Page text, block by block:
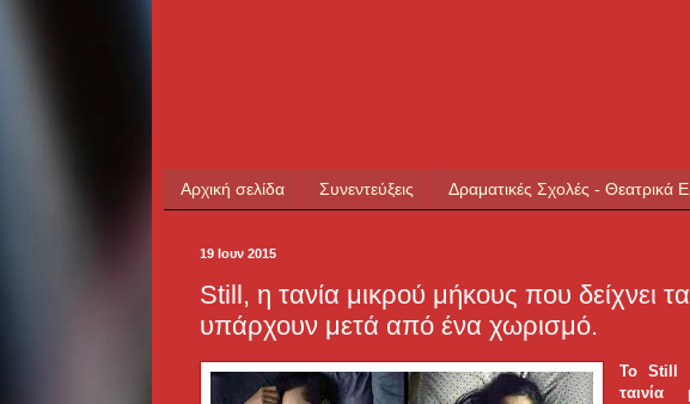
Αρχική σελίδα Συνεντεύξεις Δραματικές Σχολές - Θεατρικά
19 Ιουν 2015
Still, η τανία μικρού μήκους που δείχνει
υπάρχουν μετά από ένα χωρισμό.
Το Still